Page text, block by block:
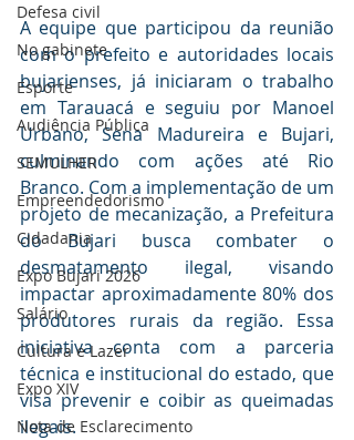
Defesa civil
No gabinete
Esporte
Audiência Pública
SEMULHER
Empreendedorismo
Cidadania
Expo Bujari 2026
Salário
Cultura e Lazer
Expo XIV
Nota de Esclarecimento
A equipe que participou da reunião
com o prefeito e autoridades locais
bujarienses, já iniciaram o trabalho
em Tarauacá e seguiu por Manoel
Urbano, Sena Madureira e Bujari,
culminando com ações até Rio
Branco. Com a implementação de um
projeto de mecanização, a Prefeitura
do Bujari busca combater o
desmatamento ilegal, visando
impactar aproximadamente 80% dos
produtores rurais da região. Essa
iniciativa conta com a parceria
técnica e institucional do estado, que
visa prevenir e coibir as queimadas
ilegais.